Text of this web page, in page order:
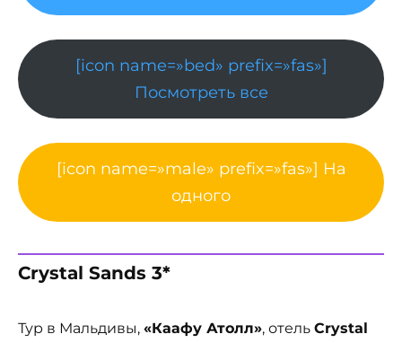
[icon name=»bed» prefix=»fas»]
Посмотреть все
[icon name=»male» prefix=»fas»] На
одного
Crystal Sands 3*
Тур в Мальдивы, «Каафу Атолл», отель Crystal